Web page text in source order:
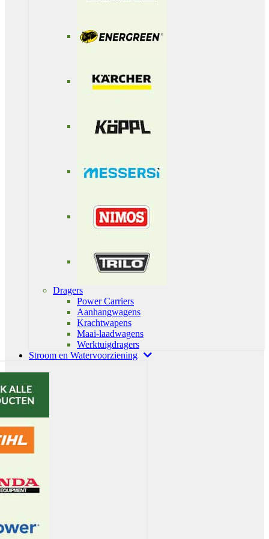
Dragers
Power Carriers
Aanhangwagens
Krachtwapens
Maai-laadwagens
Werktuigdragers
Stroom en Watervoorziening